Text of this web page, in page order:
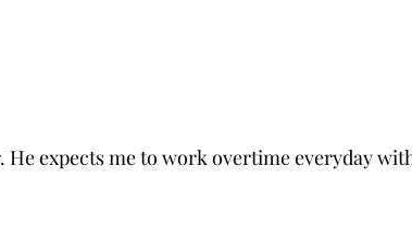
He expects me to work overtime everyday